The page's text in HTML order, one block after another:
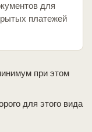
для
платежей
при этом
для этого вида